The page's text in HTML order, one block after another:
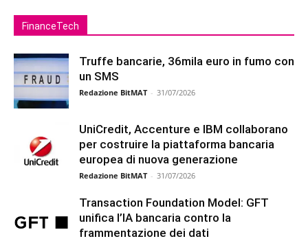
FinanceTech
Truffe bancarie, 36mila euro in fumo con
un SMS
Redazione BitMAT - 31/07/2026
UniCredit, Accenture e IBM collaborano
per costruire la piattaforma bancaria
europea di nuova generazione
Redazione BitMAT - 31/07/2026
Transaction Foundation Model: GFT
unifica l’IA bancaria contro la
frammentazione dei dati